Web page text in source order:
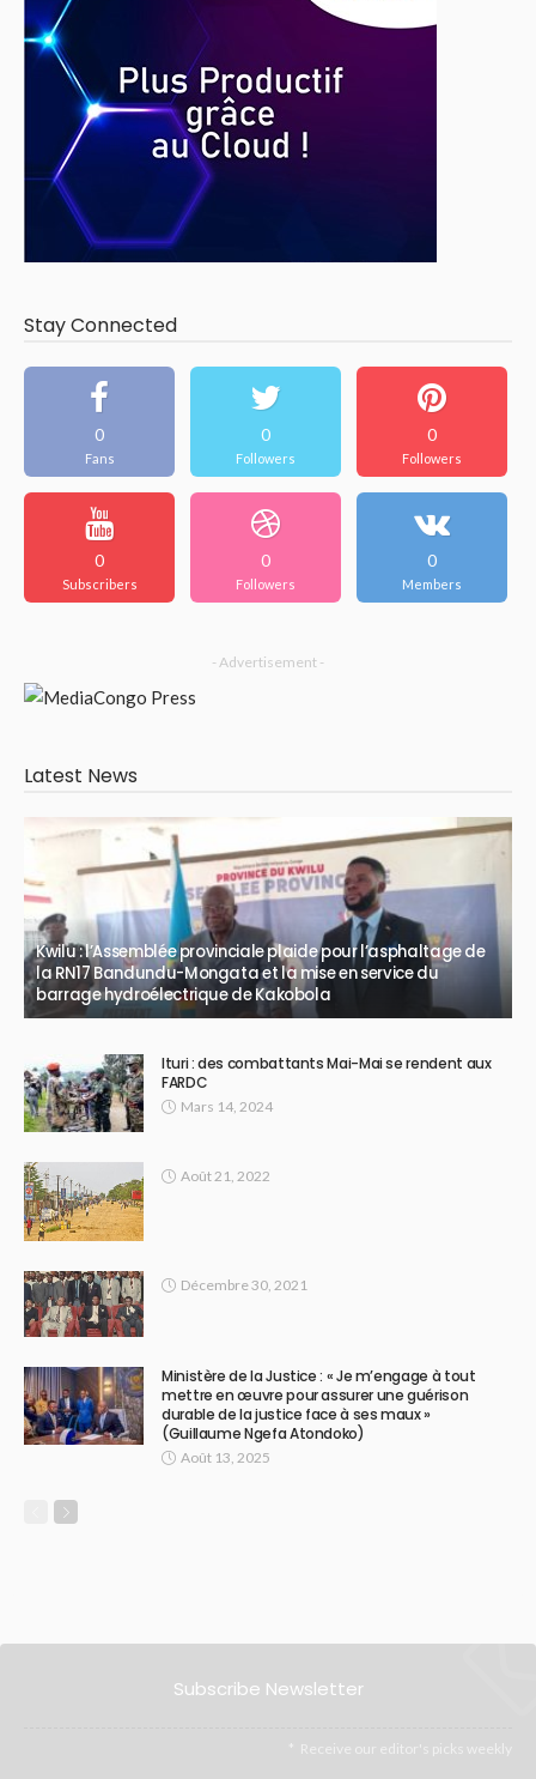
Stay Connected
0
Fans
0
Followers
0
Followers
0
Subscribers
0
Followers
0
Members
- Advertisement -
Latest News
Kwilu : l’Assemblée provinciale plaide pour l’asphaltage de
la RN17 Bandundu-Mongata et la mise en service du
barrage hydroélectrique de Kakobola
Ituri : des combattants Mai-Mai se rendent aux
FARDC
Mars 14, 2024
Août 21, 2022
Décembre 30, 2021
Ministère de la Justice : « Je m’engage à tout
mettre en œuvre pour assurer une guérison
durable de la justice face à ses maux »
(Guillaume Ngefa Atondoko)
Août 13, 2025
Subscribe Newsletter
Receive our editor's picks weekly